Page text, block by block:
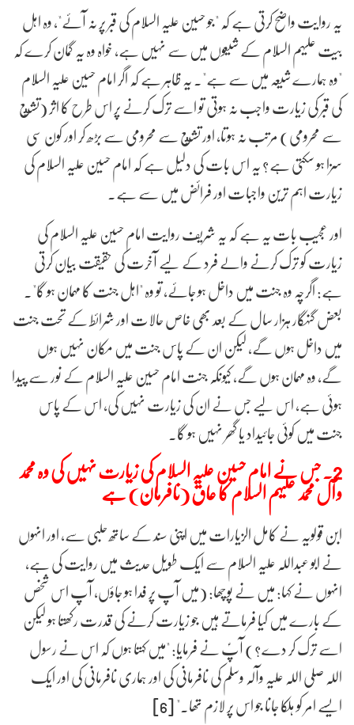
یہ روایت واضح کرتی ہے کہ "جو حسین علیہ السلام کی قبر پر نہ آئے"، وہ اہل
بیت علیہم السلام کے شیعوں میں سے نہیں ہے، خواہ وہ یہ گمان کرے کہ
"وہ ہمارے شیعہ میں سے ہے"۔ یہ ظاہر ہے کہ اگر امام حسین علیہ السلام
کی قبر کی زیارت واجب نہ ہوتی تو اسے ترک کرنے پر اس طرح کا اثر (تشيع
سے محرومی) مرتب نہ ہوتا، اور تشيع سے محرومی سے بڑھ کر اور کون سی
سزا ہو سکتی ہے؟ یہ اس بات کی دلیل ہے کہ امام حسین علیہ السلام کی
زیارت اہم ترین واجبات اور فرائض میں سے ہے۔
اور عجیب بات یہ ہے کہ یہ شریف روایت امام حسین علیہ السلام کی
زیارت کو ترک کرنے والے فرد کے لیے آخرت کی حقیقت بیان کرتی
ہے: اگرچہ وہ جنت میں داخل ہو جائے، تو وہ "اہل جنت کا مہمان ہو گا"۔
بعض گنہگار ہزار سال کے بعد بھی خاص حالات اور شرائط کے تحت جنت
میں داخل ہوں گے، لیکن ان کے پاس جنت میں مکان نہیں ہوں
گے، وہ مہمان ہوں گے، کیونکہ جنت امام حسین علیہ السلام کے نور سے پیدا
ہوئی ہے، اس لیے جس نے ان کی زیارت نہیں کی، اس کے پاس
جنت میں کوئی جائیداد یا گھر نہیں ہو گا۔
2. جس نے امام حسین علیہ السلام کی زیارت نہیں کی وہ محمد
و آل محمد علیہم السلام کا عاق (نافرمان) ہے
ابن قولویہ نے کامل الزیارات میں اپنی سند کے ساتھ حلبی سے، اور انہوں
نے ابو عبداللہ علیہ السلام سے ایک طویل حدیث میں روایت کی ہے،
انہوں نے کہا: میں نے پوچھا: (میں آپ پر فدا ہو جاؤں، آپ اس شخص
کے بارے میں کیا فرماتے ہیں جو زیارت کرنے کی قدرت رکھتا ہو لیکن
اسے ترک کر دے؟) آپؑ نے فرمایا: "میں کہتا ہوں کہ اس نے رسول
اللہ صلی اللہ علیہ وآلہ وسلم کی نافرمانی کی اور ہماری نافرمانی کی اور ایک
ایسے امر کو ہلکا جانا جو اس پر لازم تھا۔" [6]